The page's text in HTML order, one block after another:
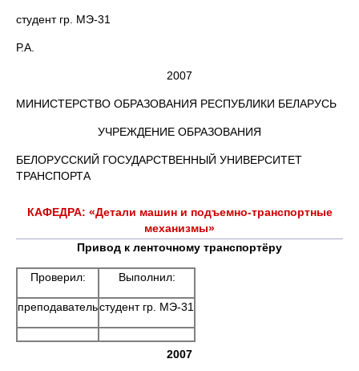
студент гр. МЭ-31
Р.А.
2007
МИНИСТЕРСТВО ОБРАЗОВАНИЯ РЕСПУБЛИКИ БЕЛАРУСЬ
УЧРЕЖДЕНИЕ ОБРАЗОВАНИЯ
БЕЛОРУССКИЙ ГОСУДАРСТВЕННЫЙ УНИВЕРСИТЕТ
ТРАНСПОРТА
КАФЕДРА: «Детали машин и подъемно-транспортные
механизмы»
Привод к ленточному транспортёру
Проверил: Выполнил:
преподавательстудент гр. МЭ-31
2007